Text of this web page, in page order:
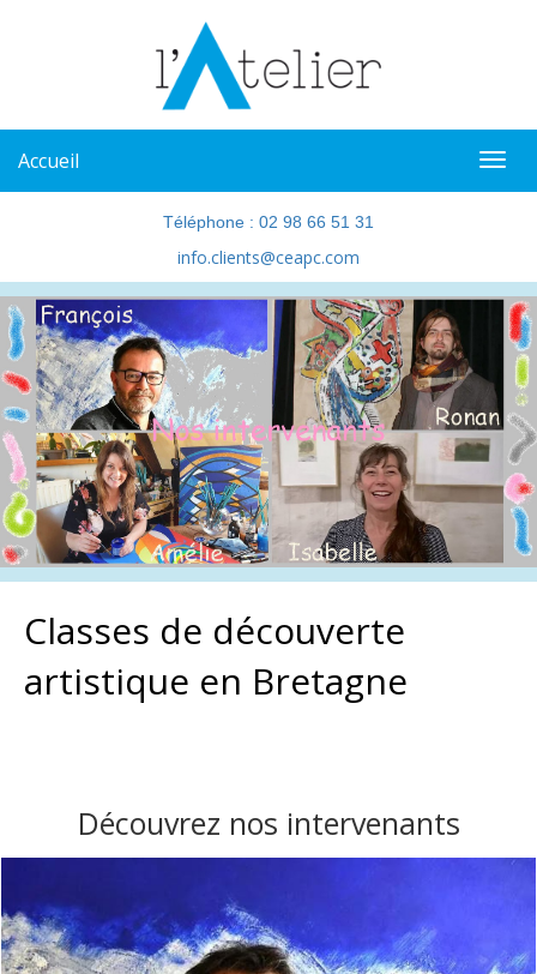
Accueil
Téléphone : 02 98 66 51 31
info.clients@ceapc.com
Classes de découverte
artistique en Bretagne
Découvrez nos intervenants